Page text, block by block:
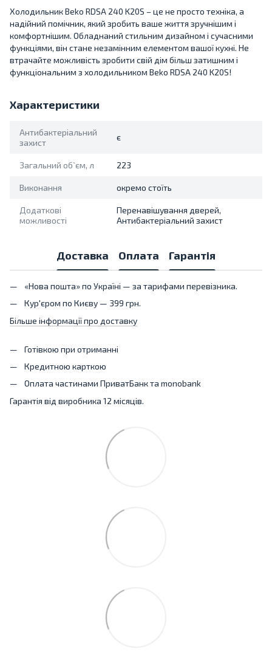
Холодильник Beko RDSA 240 K20S – це не просто техніка, а
надійний помічник, який зробить ваше життя зручнішим і
комфортнішим. Обладнаний стильним дизайном і сучасними
функціями, він стане незамінним елементом вашої кухні. Не
втрачайте можливість зробити свій дім більш затишним і
функціональним з холодильником Beko RDSA 240 K20S!
Характеристики
Антибактеріальний
захист
є
Загальний об`єм, л 223
Виконання окремо стоїть
Додаткові
можливості
Перенавішування дверей,
Антибактеріальний захист
Доставка Оплата Гарантія
«Нова пошта» по Україні — за тарифами перевізника.
Кур'єром по Києву — 399 грн.
Більше інформації про доставку
Готівкою при отриманні
Кредитною карткою
Оплата частинами ПриватБанк та monobank
Гарантія від виробника 12 місяців.